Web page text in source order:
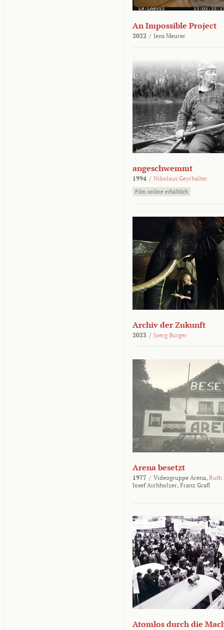
An Impossible Project
2022 / Jens Meurer
angeschwemmt
1994 / Nikolaus Geyrhalter
Film online erhältlich
Archiv der Zukunft
2023 / Joerg Burger
Arena besetzt
1977 / Videogruppe Arena, Ruth
Josef Aichholzer, Franz Grafl
Atomlos durch die